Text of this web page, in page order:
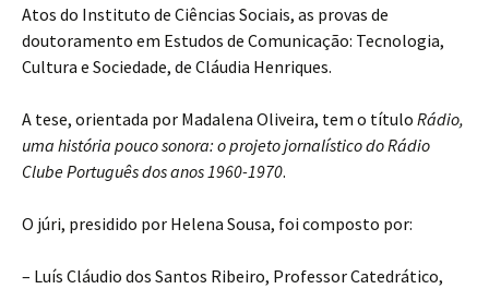
Atos do Instituto de Ciências Sociais, as provas de
doutoramento em Estudos de Comunicação: Tecnologia,
Cultura e Sociedade, de Cláudia Henriques.
A tese, orientada por Madalena Oliveira, tem o título Rádio,
uma história pouco sonora: o projeto jornalístico do Rádio
Clube Português dos anos 1960-1970.
O júri, presidido por Helena Sousa, foi composto por:
– Luís Cláudio dos Santos Ribeiro, Professor Catedrático,